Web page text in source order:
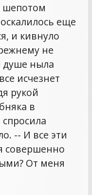
шепотом
еще
и кивнуло
не
душе ныла
исчезнет
рукой
в
-- И все эти
совершенно
От меня